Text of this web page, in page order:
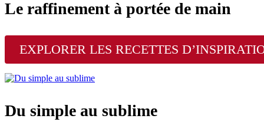
Le raffinement à portée de main
EXPLORER LES RECETTES
Du simple au sublime